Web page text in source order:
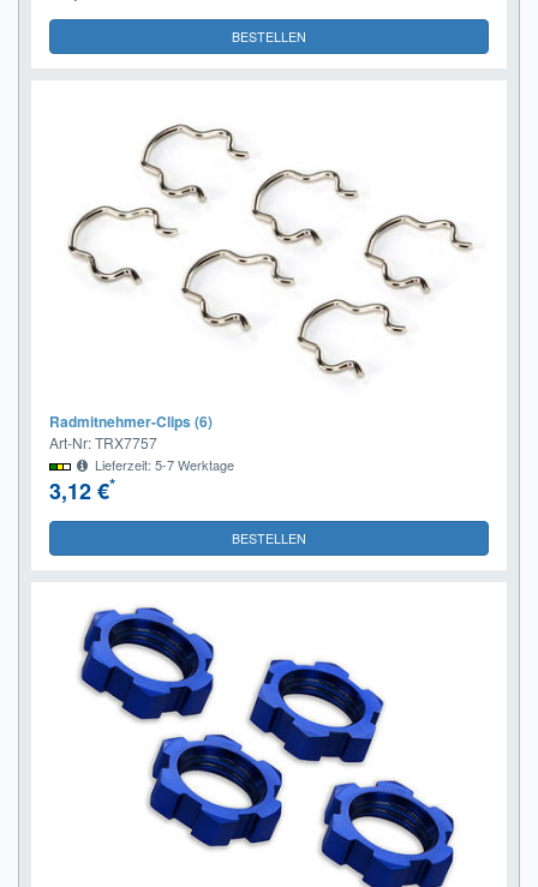
BESTELLEN
Radmitnehmer-Clips (6)
Art-Nr: TRX7757
Lieferzeit: 5-7 Werktage
3,12 €*
BESTELLEN